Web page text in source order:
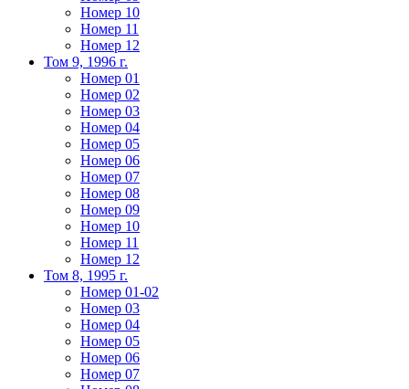
Номер 10
Номер 11
Номер 12
Том 9, 1996 г.
Номер 01
Номер 02
Номер 03
Номер 04
Номер 05
Номер 06
Номер 07
Номер 08
Номер 09
Номер 10
Номер 11
Номер 12
Том 8, 1995 г.
Номер 01-02
Номер 03
Номер 04
Номер 05
Номер 06
Номер 07